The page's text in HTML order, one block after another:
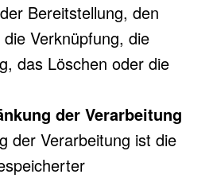
Bereitstellung, den
Verknüpfung, die
das Löschen oder die
der Verarbeitung
der Verarbeitung ist die